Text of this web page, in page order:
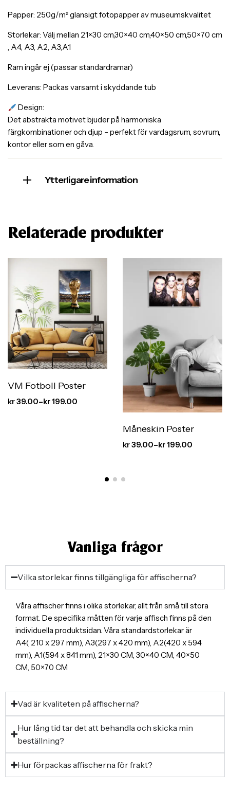
Papper: 250g/m² glansigt fotopapper av museumskvalitet
Storlekar: Välj mellan 21×30 cm,30×40 cm,40×50 cm,50×70 cm
, A4, A3, A2, A3,A1
Ram ingår ej (passar standardramar)
Leverans: Packas varsamt i skyddande tub
Design:
Det abstrakta motivet bjuder på harmoniska
färgkombinationer och djup – perfekt för vardagsrum, sovrum,
kontor eller som en gåva.
Ytterligare information
Relaterade produkter
VM Fotboll Poster
kr39.00–kr199.00
Måneskin Poster
kr39.00–kr199.00
Vanliga frågor
Vilka storlekar finns tillgängliga för affischerna?
Våra affischer finns i olika storlekar, allt från små till stora
format. De specifika måtten för varje affisch finns på den
individuella produktsidan. Våra standardstorlekar är
A4( 210 x 297 mm), A3(297 x 420 mm), A2(420 x 594
mm), A1(594 x 841 mm), 21×30 CM, 30×40 CM, 40×50
CM, 50×70 CM
Vad är kvaliteten på affischerna?
Hur lång tid tar det att behandla och skicka min
beställning?
Hur förpackas affischerna för frakt?